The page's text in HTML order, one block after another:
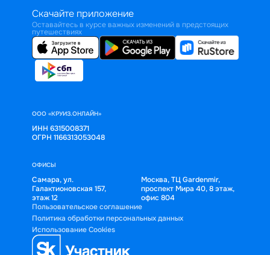
Скачайте приложение
Оставайтесь в курсе важных изменений в предстоящих
путешествиях
ООО «КРУИЗ.ОНЛАЙН»
ИНН 6315008371
ОГРН 1166313053048
ОФИСЫ
Самара, ул.
Галактионовская 157,
этаж 12
Москва, ТЦ Gardenmir,
проспект Мира 40, 8 этаж,
офис 804
Пользовательское соглашение
Политика обработки персональных данных
Использование Cookies